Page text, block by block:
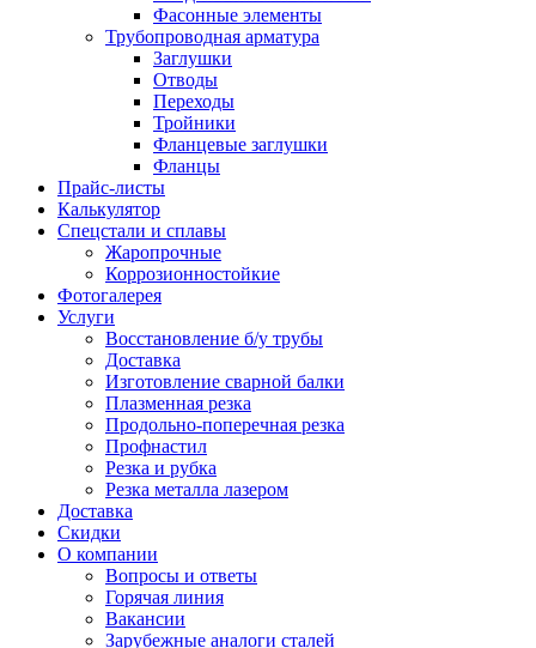
Фасонные элементы
Трубопроводная арматура
Заглушки
Отводы
Переходы
Тройники
Фланцевые заглушки
Фланцы
Прайс-листы
Калькулятор
Спецстали и сплавы
Жаропрочные
Коррозионностойкие
Фотогалерея
Услуги
Восстановление б/у трубы
Доставка
Изготовление сварной балки
Плазменная резка
Продольно-поперечная резка
Профнастил
Резка и рубка
Резка металла лазером
Доставка
Скидки
О компании
Вопросы и ответы
Горячая линия
Вакансии
Зарубежные аналоги сталей